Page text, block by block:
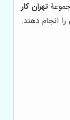
تهران کار
انجام دهند.